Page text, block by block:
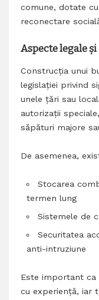
comune, dotate
reconectare
Aspecte legale
Construcția unui
legislației privind
unele țări sau
autorizații
săpături majore
De asemenea,
Stocarea
termen lung
Sistemele de
Securitatea
anti-intruziune
Este important ca
cu experiență, iar